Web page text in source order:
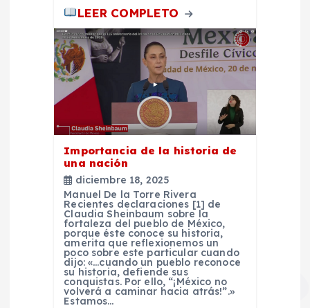
LEER COMPLETO
Importancia de la historia de
una nación
diciembre 18, 2025
Manuel De la Torre Rivera
Recientes declaraciones [1] de
Claudia Sheinbaum sobre la
fortaleza del pueblo de México,
porque éste conoce su historia,
amerita que reflexionemos un
poco sobre este particular cuando
dijo: «…cuando un pueblo reconoce
su historia, defiende sus
conquistas. Por ello, “¡México no
volverá a caminar hacia atrás!”.»
Estamos…